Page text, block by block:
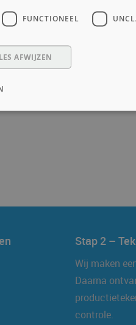
Stap 2 –
Wij maken
Daarna
controle.
FUNCTIONEEL
AFWIJZEN